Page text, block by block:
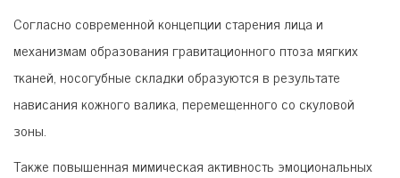
Согласно современной концепции старения лица и
механизмам образования гравитационного птоза мягких
тканей, носогубные складки образуются в результате
нависания кожного валика, перемещенного со скуловой
зоны.
Также повышенная мимическая активность эмоциональных